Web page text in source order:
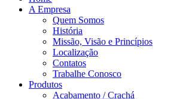
A Empresa
Quem Somos
História
Missão, Visão e Princípios
Localização
Contatos
Trabalhe Conosco
Produtos
Acabamento / Crachá